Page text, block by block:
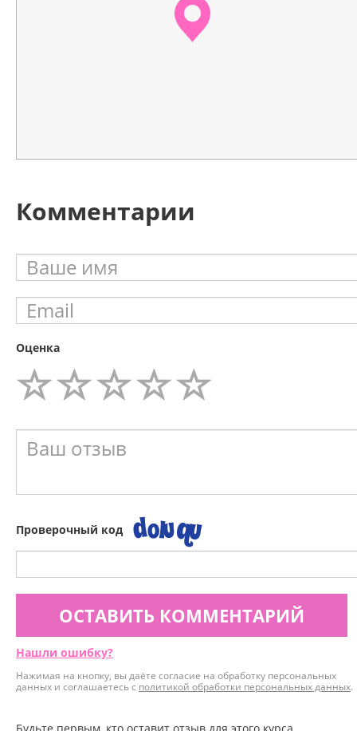
Комментарии
Оценка
Проверочный код
ОСТАВИТЬ КОММЕНТАРИЙ
Нашли ошибку?
Нажимая на кнопку, вы даёте согласие на обработку персональных
данных и соглашаетесь с политикой обработки персональных данных.